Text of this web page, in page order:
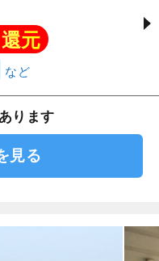
元
ります
見る